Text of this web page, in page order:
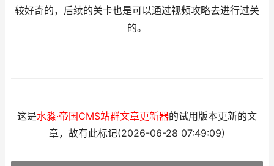
较好奇的，后续的关卡也是可以通过视频攻略去进行过关
的。
这是水淼·帝国CMS站群文章更新器的试用版本更新的文
章，故有此标记(2026-06-28 07:49:09)